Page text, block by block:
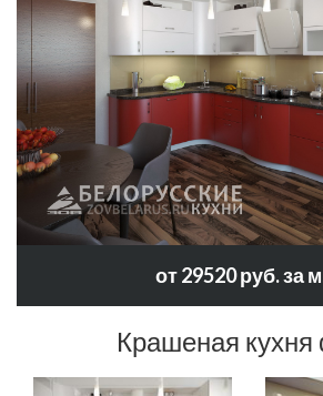
от 29520 руб. за
Крашеная кухня